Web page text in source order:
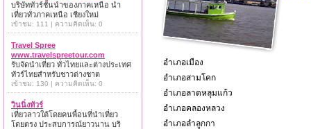
อำเภอเมือง
อำเภอสามโคก
อำเภอลาดหลุมแก้ว
อำเภอคลองหลวง
อำเภอลำลูกกา
บริษัททัวร์ชั้นนำของภาคเหนือ นำ
เที่ยวทั่วภาคเหนือ เชียงใหม่
เข้าชม: 111 | ความคิดเห็น: 0
Travel Spree
www.travelspreetour.com
รับจัดนำเที่ยว ทั่วไทยและต่างประเทศ
ทัวร์ไทยสำหรับชาวต่างชาต
เข้าชม: 130 | ความคิดเห็น: 0
วินนิ่งทัวร์
เที่ยวลาวใต้โดยคนพื้อนที่นำเที่ยว
โดยตรง ประสบการณ์ยาวนาน บริ